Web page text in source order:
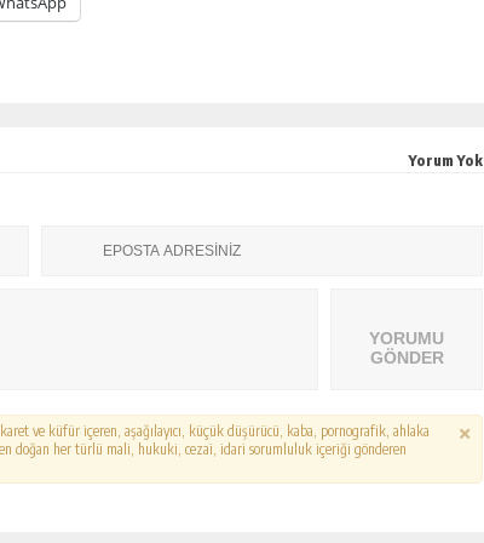
Yorum Yok
YORUMU
GÖNDER
ve küfür içeren, aşağılayıcı, küçük düşürücü, kaba, pornografik, ahlaka
doğan her türlü mali, hukuki, cezai, idari sorumluluk içeriği gönderen